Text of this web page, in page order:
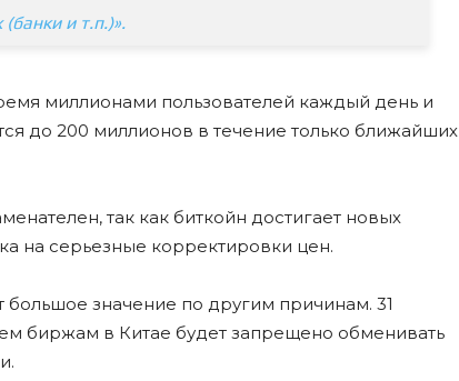
и т.п.)».
миллионами пользователей каждый день и
до 200 миллионов в течение только ближайших
так как биткойн достигает новых
на серьезные корректировки цен.
большое значение по другим причинам. 31
биржам в Китае будет запрещено обменивать